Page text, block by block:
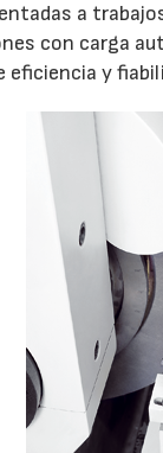
a
con carga
eficiencia y